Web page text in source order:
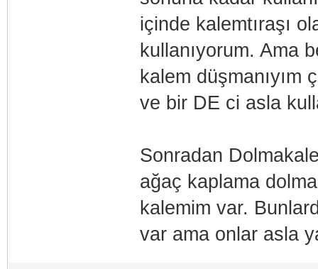
içinde kalemtıraşı
kullanıyorum. Ama
kalem
ve bir DE ci asla
Sonradan
ağaç kaplama
kalemim var.
var ama onlar asla